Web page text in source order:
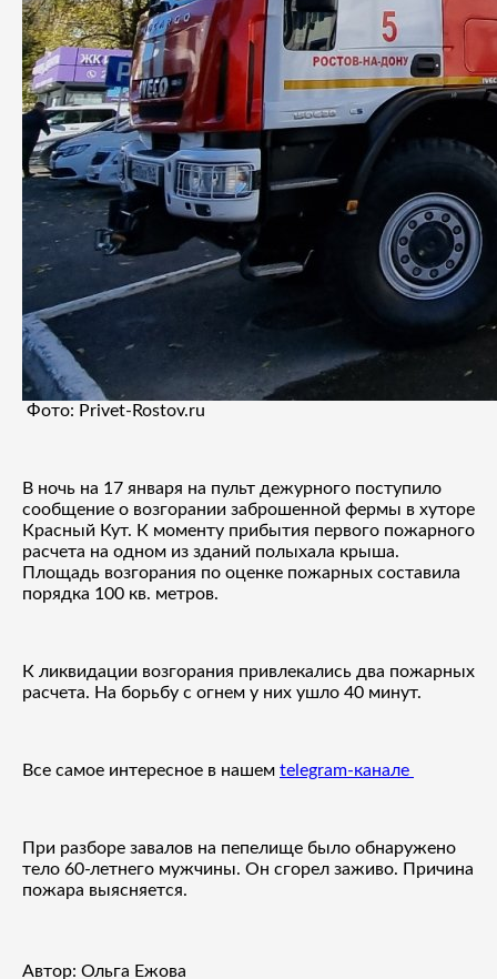
Фото: Privet-Rostov.ru
В ночь на 17 января на пульт дежурного поступило
сообщение о возгорании заброшенной фермы в хуторе
Красный Кут. К моменту прибытия первого пожарного
расчета на одном из зданий полыхала крыша.
Площадь возгорания по оценке пожарных составила
порядка 100 кв. метров.
К ликвидации возгорания привлекались два пожарных
расчета. На борьбу с огнем у них ушло 40 минут.
Все самое интересное в нашем telegram-канале
При разборе завалов на пепелище было обнаружено
тело 60-летнего мужчины. Он сгорел заживо. Причина
пожара выясняется.
Автор: Ольга Ежова